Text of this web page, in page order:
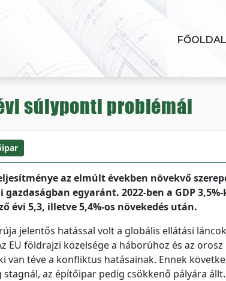
FŐOLDAL
súlyponti problémái
az elmúlt években növekvő
egyaránt. 2022-ben a GDP
évi 5,3, illetve 5,4%-os növekedés után.
jelentős hatással volt a globális ellátási
EU földrajzi közelsége a háborúhoz és az orosz
téve a konfliktus hatásainak. Ennek
az építőipar pedig csökkenő pályára